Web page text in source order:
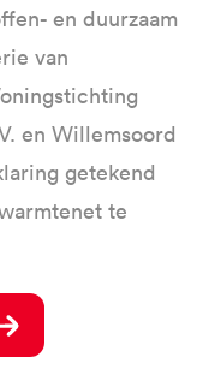
en duurzaam
van
en Willemsoord
getekend
te